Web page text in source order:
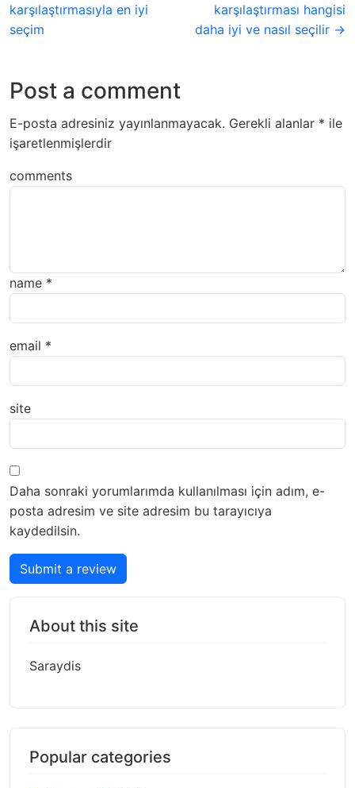
karşılaştırmasıyla en iyi
seçim
karşılaştırması hangisi
daha iyi ve nasıl seçilir →
Post a comment
E-posta adresiniz yayınlanmayacak. Gerekli alanlar * ile
işaretlenmişlerdir
comments
name *
email *
site
Daha sonraki yorumlarımda kullanılması için adım, e-
posta adresim ve site adresim bu tarayıcıya
kaydedilsin.
Submit a review
About this site
Saraydis
Popular categories